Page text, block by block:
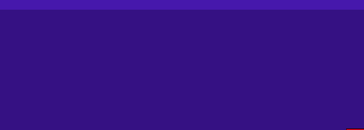
Ghost in the forefront. With an established injury system, your
head-on. The wounds can slow the brave soldier down, impact
Ghost Recon: Breakpoint key and delve into a fight with
in a smart way!